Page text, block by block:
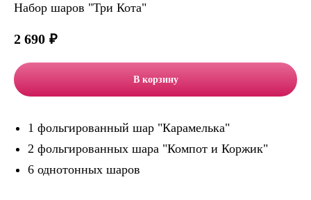
Набор шаров "Три Кота"
2 690 ₽
В корзину
1 фольгированный шар "Карамелька"
2 фольгированных шара "Компот и Коржик"
6 однотонных шаров